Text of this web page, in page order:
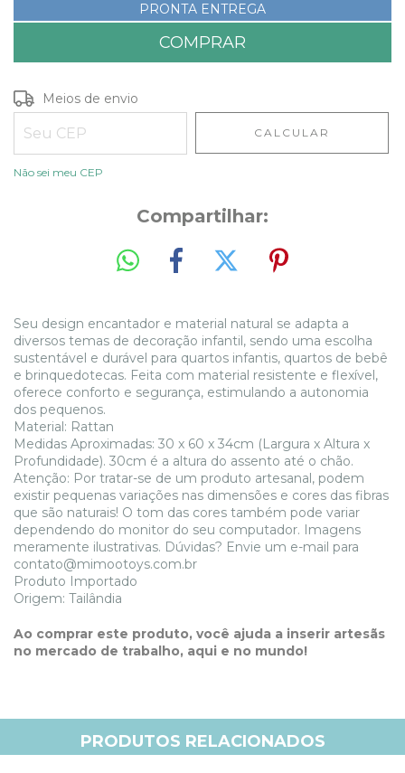
PRONTA ENTREGA
Entregas para o CEP:
Meios de envio
CALCULAR
Não sei meu CEP
Compartilhar:
Seu design encantador e material natural se adapta a
diversos temas de decoração infantil, sendo uma escolha
sustentável e durável para quartos infantis, quartos de bebê
e brinquedotecas. Feita com material resistente e flexível,
oferece conforto e segurança, estimulando a autonomia
dos pequenos.
Material: Rattan
Medidas Aproximadas: 30 x 60 x 34cm (Largura x Altura x
Profundidade). 30cm é a altura do assento até o chão.
Atenção: Por tratar-se de um produto artesanal, podem
existir pequenas variações nas dimensões e cores das fibras
que são naturais! O tom das cores também pode variar
dependendo do monitor do seu computador. Imagens
meramente ilustrativas. Dúvidas? Envie um e-mail para
contato@mimootoys.com.br
Produto Importado
Origem: Tailândia
Ao comprar este produto, você ajuda a inserir artesãs
no mercado de trabalho, aqui e no mundo!
PRODUTOS RELACIONADOS